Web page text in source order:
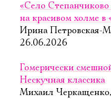
«Село Степанчиково
на красивом холме
Ирина Петровская-
26.06.2026
Гомерически
Нескучная классика
Михаил Черкащенко,